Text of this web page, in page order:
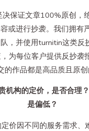
决保证文章100%原创，
或进行抄袭。我们拥有
，并使用turnitin这类反
为每位客户提供反抄袭
的作品都是高品质且原创
机构的定价，是否合理
是偏低？
价因不同的服务需求、